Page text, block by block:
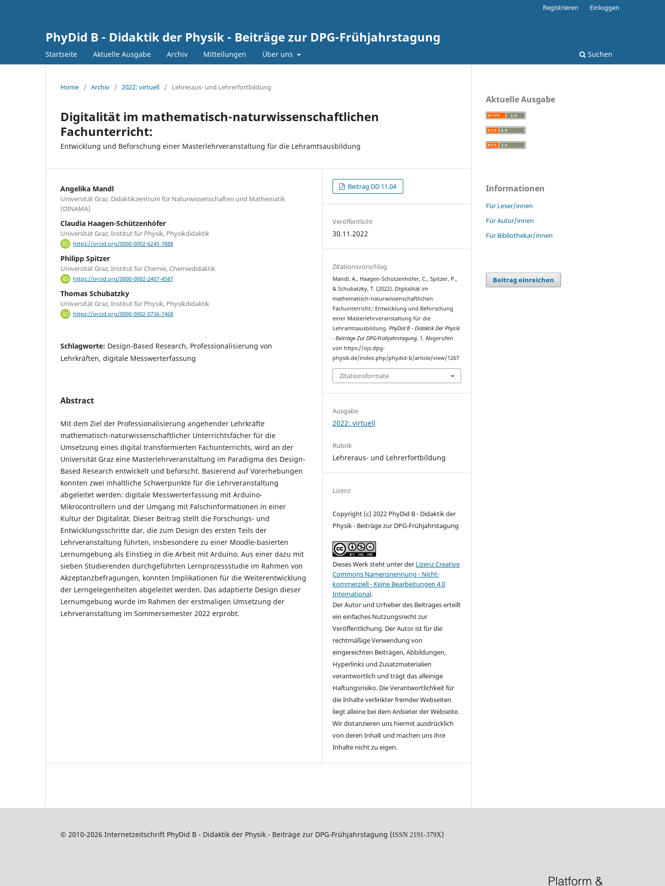
PhyDid B - Didaktik der Physik - Beiträge zur DPG-Frühjahrstagung
Startseite Aktuelle Ausgabe Archiv Mitteilungen Über uns Suchen
Registrieren Einloggen
Home / Archiv / 2022: virtuell / Lehreraus- und Lehrerfortbildung
Digitalität im mathematisch-naturwissenschaftlichen
Fachunterricht:
Entwicklung und Beforschung einer Masterlehrveranstaltung für die Lehramtsausbildung
Angelika Mandl
Universität Graz, Didaktikzentrum für Naturwissenschaften und Mathematik
(DINAMA)
Claudia Haagen-Schützenhöfer
Universität Graz, Institut für Physik, Physikdidaktik
https://orcid.org/0000-0002-6245-7888
Philipp Spitzer
Universität Graz, Institut für Chemie, Chemiedidaktik
https://orcid.org/0000-0002-2407-4587
Thomas Schubatzky
Universität Graz, Institut für Physik, Physikdidaktik
https://orcid.org/0000-0002-0736-7468
Schlagworte: Design-Based Research, Professionalisierung von
Lehrkräften, digitale Messwerterfassung
Abstract
Mit dem Ziel der Professionalisierung angehender Lehrkräfte
mathematisch-naturwissenschaftlicher Unterrichtsfächer für die
Umsetzung eines digital transformierten Fachunterrichts, wird an der
Universität Graz eine Masterlehrveranstaltung im Paradigma des Design-
Based Research entwickelt und beforscht. Basierend auf Vorerhebungen
konnten zwei inhaltliche Schwerpunkte für die Lehrveranstaltung
abgeleitet werden: digitale Messwerterfassung mit Arduino-
Mikrocontrollern und der Umgang mit Falschinformationen in einer
Kultur der Digitalität. Dieser Beitrag stellt die Forschungs- und
Entwicklungsschritte dar, die zum Design des ersten Teils der
Lehrveranstaltung führten, insbesondere zu einer Moodle-basierten
Lernumgebung als Einstieg in die Arbeit mit Arduino. Aus einer dazu mit
sieben Studierenden durchgeführten Lernprozessstudie im Rahmen von
Akzeptanzbefragungen, konnten Implikationen für die Weiterentwicklung
der Lerngelegenheiten abgeleitet werden. Das adaptierte Design dieser
Lernumgebung wurde im Rahmen der erstmaligen Umsetzung der
Lehrveranstaltung im Sommersemester 2022 erprobt.
Beitrag DD 11.04
Veröffentlicht
30.11.2022
Zitationsvorschlag
Mandl, A., Haagen-Schützenhöfer, C., Spitzer, P.,
& Schubatzky, T. (2022). Digitalität im
mathematisch-naturwissenschaftlichen
Fachunterricht:: Entwicklung und Beforschung
einer Masterlehrveranstaltung für die
Lehramtsausbildung.PhyDid B - Didaktik Der Physik
- Beiträge Zur DPG-Frühjahrstagung, 1. Abgerufen
von https://ojs.dpg-
physik.de/index.php/phydid-b/article/view/1267
Zitationsformate
Ausgabe
2022: virtuell
Rubrik
Lehreraus- und Lehrerfortbildung
Lizenz
Copyright (c) 2022 PhyDid B - Didaktik der
Physik - Beiträge zur DPG-Frühjahrstagung
Dieses Werk steht unter der Lizenz Creative
Commons Namensnennung - Nicht-
kommerziell - Keine Bearbeitungen 4.0
International.
Der Autor und Urheber des Beitrages erteilt
ein einfaches Nutzungsrecht zur
Veröffentlichung. Der Autor ist für die
rechtmäßige Verwendung von
eingereichten Beiträgen, Abbildungen,
Hyperlinks und Zusatzmaterialien
verantwortlich und trägt das alleinige
Haftungsrisiko. Die Verantwortlichkeit für
die Inhalte verlinkter fremder Webseiten
liegt alleine bei dem Anbieter der Webseite.
Wir distanzieren uns hiermit ausdrücklich
von deren Inhalt und machen uns ihre
Inhalte nicht zu eigen.
Aktuelle Ausgabe
Informationen
Für Leser/innen
Für Autor/innen
Für Bibliothekar/innen
Beitrag einreichen
© 2010-2026 Internetzeitschrift PhyDid B - Didaktik der Physik - Beiträge zur DPG-Frühjahrstagung (ISSN 2191-379X)